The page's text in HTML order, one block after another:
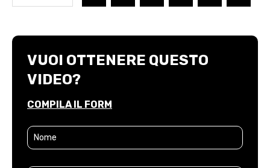
VUOI OTTENERE QUESTO
VIDEO?
COMPILA IL FORM